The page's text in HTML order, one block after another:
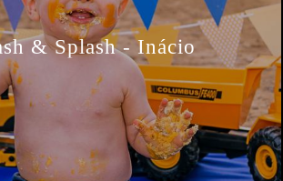
& Splash - Inácio